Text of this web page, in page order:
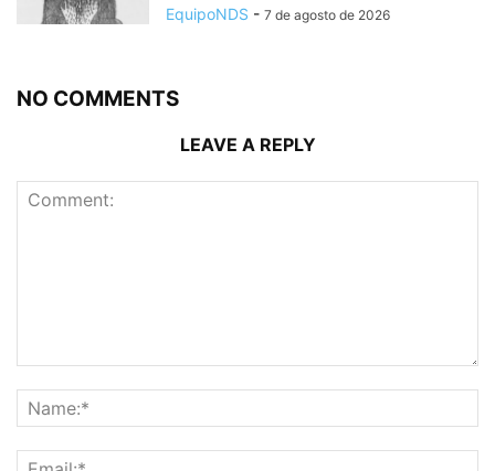
EquipoNDS - 7 de agosto de 2026
NO COMMENTS
LEAVE A REPLY